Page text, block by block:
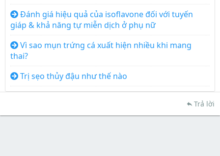
Đánh giá hiệu quả của isoflavone đối với tuyến
giáp & khả năng tự miễn dịch ở phụ nữ
Vì sao mụn trứng cá xuất hiện nhiều khi mang
thai?
Trị sẹo thủy đậu như thế nào
Trả lời